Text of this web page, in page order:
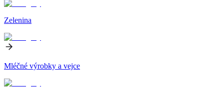
Zelenina
Mléčné výrobky a vejce